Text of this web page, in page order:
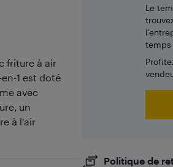
friture à air
1 est doté
avec
un
à l'air
Le
temps
Politique de